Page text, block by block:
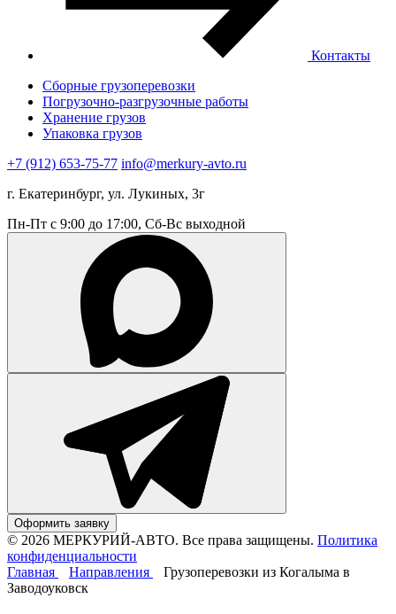
Контакты
Сборные грузоперевозки
Погрузочно-разгрузочные работы
Хранение грузов
Упаковка грузов
+7 (912) 653-75-77 info@merkury-avto.ru
г. Екатеринбург, ул. Лукиных, 3г
Пн-Пт с 9:00 до 17:00, Сб-Вс выходной
Оформить заявку
© 2026 МЕРКУРИЙ-АВТО. Все права защищены. Политика
конфиденциальности
Главная
Направления
Грузоперевозки из Когалыма в
Заводоуковск